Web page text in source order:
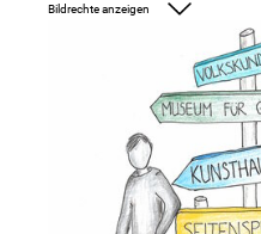
Bildrechte anzeigen